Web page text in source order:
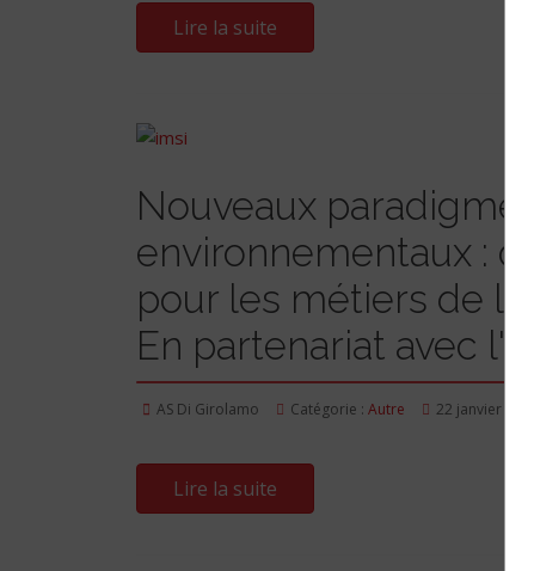
Lire la suite
Nouveaux paradigmes
environnementaux :
pour les métiers de
En partenariat avec
AS Di Girolamo Catégorie : Autre 22 janvier 2024
Lire la suite